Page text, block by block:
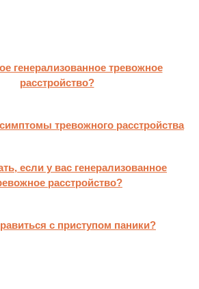
генерализованное тревожное
расстройство?
тревожного расстройства
если у вас генерализованное
расстройство?
с приступом паники?